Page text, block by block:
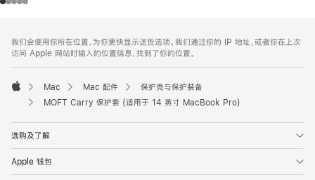
页
页
脚
注
我们会使用你所在位置，为你更快显示送货选项。我们通过你的 IP 地址，或者你在上次
访问 Apple 网站时输入的位置信息，找到了你的位置。
Apple
Mac Mac 配件
保护壳与保护装备
MOFT Carry 保护套 (适用于 14 英寸 MacBook Pro)
选购及了解
Apple 钱包